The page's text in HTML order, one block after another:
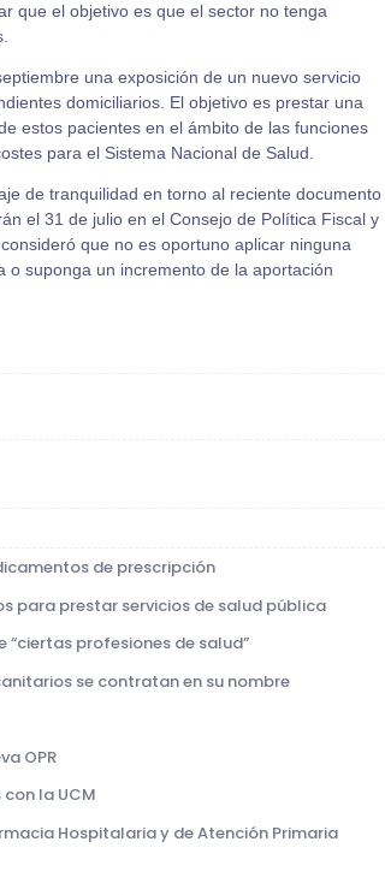
que el objetivo es que el sector no tenga
una exposición de un nuevo servicio
domiciliarios. El objetivo es prestar una
estos pacientes en el ámbito de las funciones
para el Sistema Nacional de Salud.
de tranquilidad en torno al reciente documento
el 31 de julio en el Consejo de Política Fiscal y
que no es oportuno aplicar ninguna
suponga un incremento de la aportación
de prescripción
para prestar servicios de salud pública
profesiones de salud”
se contratan en su nombre
OPR
la UCM
Hospitalaria y de Atención Primaria